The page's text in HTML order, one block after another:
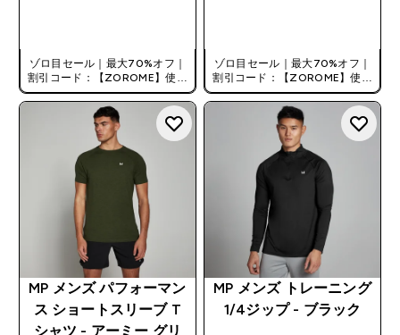
ゾロ目セール｜最大70%オフ｜
割引コード：【ZOROME】使用
で追加10%オフ！
ゾロ目セール｜最大70%オフ｜
割引コード：【ZOROME】使用
で追加10%オフ！
MP メンズ パフォーマン
ス ショートスリーブ T
シャツ - アーミー グリ
MP メンズ トレーニング
1/4ジップ - ブラック